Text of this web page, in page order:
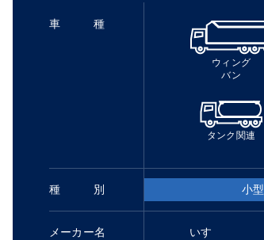
車種
ウィング
バン
タンク関連
種別 小型
メーカー名 いすゞ